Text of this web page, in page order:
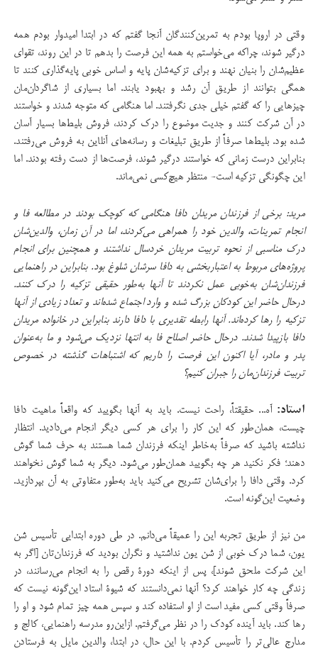
وقتی در اروپا بودم به تمرین‌کنندگان آنجا گفتم که در ابتدا امیدوار بودم همه
درگیر شوند، چراکه می‌خواستم به همه این فرصت را بدهم تا در این روند، تقوای
عظیم‌شان را بنیان نهند و برای تزکیه‌شان پایه و اساس خوبی پایه‌گذاری کنند تا
همگی بتوانند از طریق آن رشد و بهبود یابند. اما بسیاری از شاگردان‌مان
چیزهایی را که گفتم خیلی جدی نگرفتند. اما هنگامی که متوجه شدند و خواستند
در آن شرکت کنند و جدیت موضوع را درک کردند، فروش بلیط‌ها بسیار آسان
شده بود. بلیط‌ها صرفاً از طریق تبلیغات و رسانه‌های آنلاین به فروش می‌رفتند.
بنابراین درست زمانی که خواستند درگیر شوند، فرصت‌ها از دست رفته بودند. اما
این چگونگی تزکیه است- منتظر هیچ‌کسی نمی‌ماند.
مرید: برخی از فرزندان مریدان دافا هنگامی که کوچک بودند در مطالعه فا و
انجام تمرینات، والدین خود را همراهی می‌کردند، اما در آن زمان، والدین‌شان
درک مناسبی از نحوه تربیت مریدان خردسال نداشتند و همچنین برای انجام
پروژه‌های مربوط به اعتباربخشی به دافا سرشان شلوغ بود. بنابراین در راهنمایی
فرزندان‌شان به‌خوبی عمل نکردند تا آنها به‌طور حقیقی تزکیه را درک کنند.
درحال حاضر این کودکان بزرگ شده و وارد اجتماع شده‌اند و تعداد زیادی از آنها
تزکیه را رها کرده‌اند. آنها رابطه تقدیری با دافا دارند بنابراین در خانواده‌ مریدان
دافا بازپیدا شدند. درحال حاضر اصلاح فا به انتها نزدیک می‌شود و ما به‌عنوان
پدر و مادر، آیا اکنون این فرصت را داریم که اشتباهات گذشته در خصوص
تربیت فرزندان‌مان را جبران کنیم؟
استاد:آه... حقیقتاً، راحت نیست. باید به آنها بگویید که واقعاً ماهیت دافا
چیست، همان‌طور که این کار را برای هر کسی دیگر انجام می‌دادید. انتظار
نداشته باشید که صرفاً به‌خاطر اینکه فرزندان شما هستند به حرف شما گوش
دهند؛ فکر نکنید هر چه بگویید همان‌طور می‌شود. دیگر به شما گوش نخواهند
کرد. وقتی دافا را برای‌شان تشریح می‌کنید باید به‌طور متفاوتی به آن بپردازید.
وضعیت این‌گونه است.
من نیز از طریق تجربه این را عمیقاً می‌دانم. در طی دوره ابتدایی تأسیس شن
یون، شما درک خوبی از شن یون نداشتید و نگران بودید که فرزندان‌تان [اگر به
این شرکت ملحق شوند]، پس از اینکه دورۀ رقص را به انجام می‌رسانند، در
زندگی چه کار خواهند کرد؟ آنها نمی‌دانستند که شیوۀ استاد این‌گونه نیست که
صرفاً وقتی کسی مفید است از او استفاده کند و سپس همه چیز تمام شود و او را
رها کند. باید آینده کودک را در نظر می‌گرفتم. ازاین‌رو مدرسه راهنمایی، کالج و
مدارج عالی‌تر را تأسیس کردم. با این حال، در ابتدا، والدین مایل به فرستادن